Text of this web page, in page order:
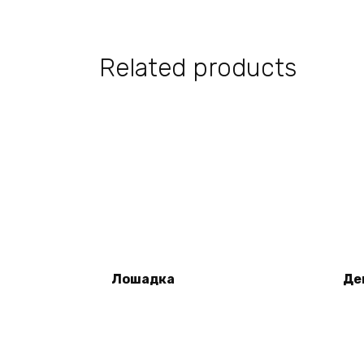
Related products
Лошадка